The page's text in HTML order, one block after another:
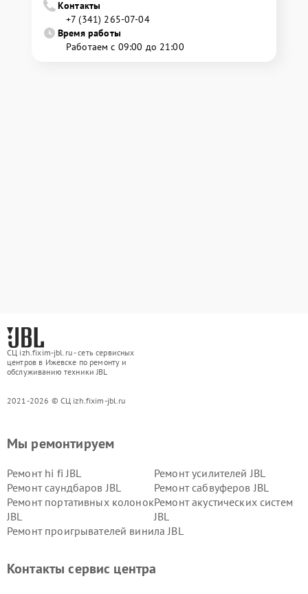
Контакты
+7 (341) 265-07-04
Время работы
Работаем с 09:00 до 21:00
СЦ izh.fixim-jbl.ru - сеть сервисных
центров в Ижевске по ремонту и
обслуживанию техники JBL
2021-2026 © СЦ izh.fixim-jbl.ru
Мы ремонтируем
Ремонт hi fi JBL
Ремонт усилителей JBL
Ремонт саундбаров JBL
Ремонт сабвуферов JBL
Ремонт портативных колонок
JBL
Ремонт акустических систем
JBL
Ремонт проигрывателей винила JBL
Контакты сервис центра